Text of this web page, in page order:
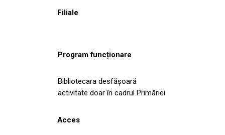
Filiale
Program funcționare
Bibliotecara desfășoară
activitate doar în cadrul Primăriei
Acces